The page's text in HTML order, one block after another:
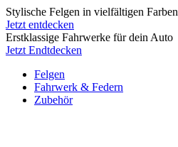
Stylische Felgen in vielfältigen Farben
Jetzt entdecken
Erstklassige Fahrwerke für dein Auto
Jetzt Endtdecken
Felgen
Fahrwerk & Federn
Zubehör